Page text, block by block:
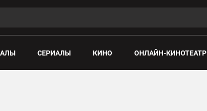
СЕРИАЛЫ КИНО ОНЛАЙН-КИНОТЕАТР